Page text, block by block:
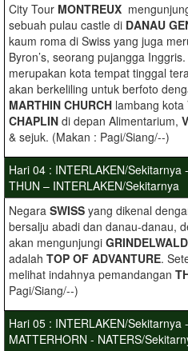
City Tour MONTREUX
sebuah pulau castle di DANAU
kaum roma di Swiss yang juga
Byron’s, seorang pujangga
merupakan kota tempat tinggal
akan berkeliling untuk berfoto
MARTHIN CHURCH lambang kota
CHAPLIN di depan Alimentarium,
& sejuk. (Makan : Pagi/Siang/--)
Hari 04 : INTERLAKEN/Sekitarnya
THUN – INTERLAKEN/Sekitarnya
Negara SWISS yang dikenal
bersalju abadi dan danau-danau,
akan mengunjungi
adalah TOP OF ADVANTURE.
melihat indahnya pemandangan
Pagi/Siang/--)
Hari 05 : INTERLAKEN/Sekitarnya
MATTERHORN - NATERS/